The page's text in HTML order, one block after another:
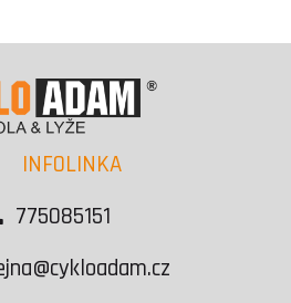
INFOLINKA
775085151